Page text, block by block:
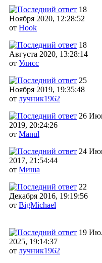
18
Ноября 2020, 12:28:52
от Hook
18
Августа 2020, 13:28:14
от Улисс
25
Ноября 2019, 19:35:48
от лучник1962
26
2019, 20:24:26
от Manul
24
2017, 21:54:44
от Миша
22
Декабря 2016, 19:19:56
от BigMichael
19
2025, 19:14:37
от лучник1962